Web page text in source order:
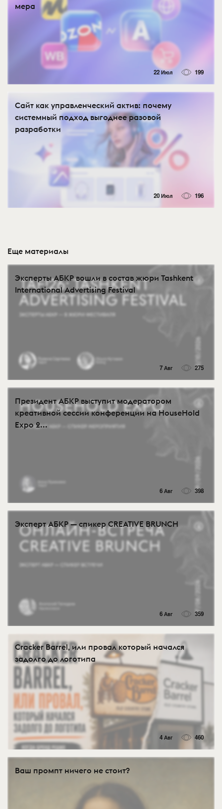
мера
22 Июл 199
Сайт как управленческий актив: почему
системный подход выгоднее разовой
разработки
20 Июл 196
Еще материалы
Эксперты АБКР вошли в состав жюри Tashkent
International Advertising Festival
7 Авг 275
Президент АБКР выступит модератором
креативной сессии конференции на HouseHold
Expo 2...
6 Авг 398
Эксперт АБКР — спикер CREATIVE BRUNCH
6 Авг 359
Cracker Barrel, или провал который начался
задолго до логотипа
4 Авг 460
Ваш промпт ничего не стоит?